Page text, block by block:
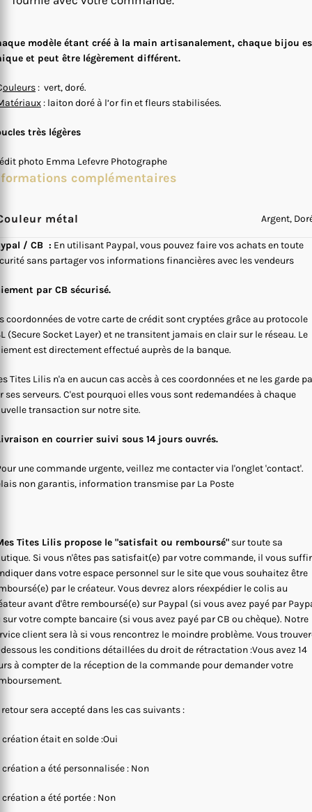
modèle étant créé à la main artisanalement, chaque bijou
et peut être légèrement différent.
ouleurs: vert, doré.
: laiton doré à l’or fin et fleurs stabilisées.
très légères
photo Emma Lefevre Photographe
complémentaires
métal Argent,
/ CB : En utilisant Paypal, vous pouvez faire vos achats en toute
sans partager vos informations financières avec les vendeurs
par CB sécurisé.
coordonnées de votre carte de crédit sont cryptées grâce au protocole
(Secure Socket Layer) et ne transitent jamais en clair sur le réseau. Le
est directement effectué auprès de la banque.
Tites Lilis n'a en aucun cas accès à ces coordonnées et ne les garde
ses serveurs. C'est pourquoi elles vous sont redemandées à chaque
transaction sur notre site.
en courrier suivi sous 14 jours ouvrés.
une commande urgente, veillez me contacter via l'onglet 'contact'.
non garantis, information transmise par La Poste
Tites Lilis propose le "satisfait ou remboursé" sur toute sa
Si vous n'êtes pas satisfait(e) par votre commande, il vous
dans votre espace personnel sur le site que vous souhaitez être
par le créateur. Vous devrez alors réexpédier le colis au
avant d'être remboursé(e) sur Paypal (si vous avez payé par
sur votre compte bancaire (si vous avez payé par CB ou chèque). Notre
client sera là si vous rencontrez le moindre problème. Vous
les conditions détaillées du droit de rétractation :Vous avez 14
à compter de la réception de la commande pour demander votre
retour sera accepté dans les cas suivants :
création était en solde :Oui
création a été personnalisée : Non
création a été portée : Non